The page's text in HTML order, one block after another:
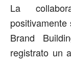
La
Brand
registrato un